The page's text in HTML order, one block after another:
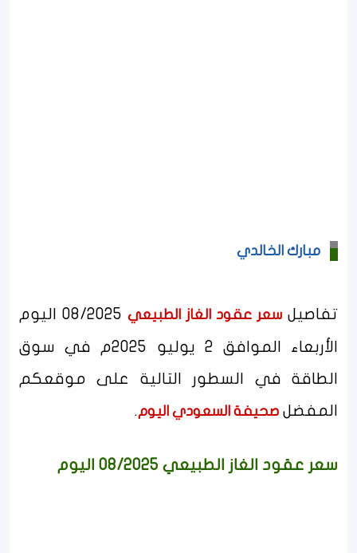
مبارك الخالدي
تفاصيل سعر عقود الغاز الطبيعي
08/2025 اليوم
الأربعاء الموافق 2 يوليو 2025م في سوق
الطاقة في السطور التالية على موقعكم
المفضل صحيفة السعودي اليوم.
سعر عقود الغاز الطبيعي 08/2025 اليوم